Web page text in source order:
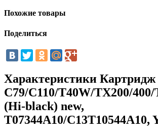
Похожие товары
Поделиться
Характеристики Картридж
C79/C110/T40W/TX200/
(Hi-black) new,
T07344A10/C13T10544A10,